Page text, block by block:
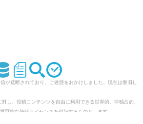
が遮断されており、ご迷惑をおかけしました。現在は復旧し
し、投稿コンテンツを自由に利用できる世界的、非独占的、
可能な許諾ライセンスを付与するものとします。